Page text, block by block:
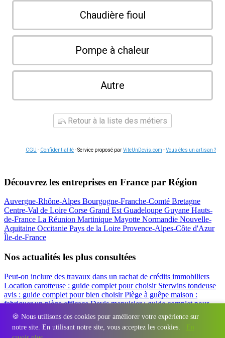
🍪 Nous utilisons des cookies pour améliorer votre expérience sur
notre site. En utilisant notre site, vous acceptez les cookies.
En
Chaudière fioul
Pompe à chaleur
Autre
Retour à la liste des métiers
CGU - Confidentialité- Service proposé parViteUnDevis.com -Vous êtes un artisan ?
Découvrez les entreprises en France par Région
Auvergne-Rhône-Alpes Bourgogne-Franche-Comté Bretagne
Centre-Val de Loire Corse Grand EstGuadeloupe Guyane Hauts-
de-France La Réunion Martinique Mayotte Normandie Nouvelle-
Aquitaine Occitanie Pays de la Loire Provence-Alpes-Côte d'Azur
Île-de-France
Nos actualités les plus consultées
Peut-on inclure des travaux dans un rachat de crédits immobiliers
Location carotteuse : guide complet pour choisir Sterwins tondeuse
avis : guide complet pour bien choisirPiège à guêpe maison :
fabriquer un piège efficaceDevis menuisier : guide complet pour
obtenir le meilleur prix
Simulation rachat de crédit : regrouper prêt
travaux et crédits
Régions - Départements - Villes - Entreprises - Marques Contact